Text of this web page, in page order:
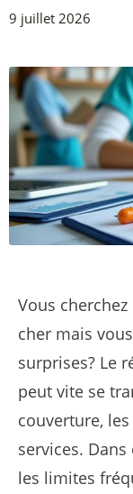
9 juillet 2026
Vous
cher mais
surprises? Le
peut vite se
couverture,
services.
les limites